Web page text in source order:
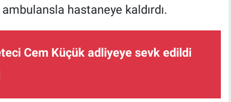
hastaneye kaldırdı.
Cem Küçük adliyeye sevk edildi